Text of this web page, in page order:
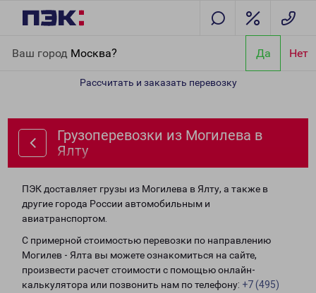
Ваш город Москва? Да Нет
Рассчитать и заказать перевозку
Грузоперевозки из Могилева в
Ялту
ПЭК доставляет грузы из Могилева в Ялту, а также в
другие города России автомобильным и
авиатранспортом.
С примерной стоимостью перевозки по направлению
Могилев - Ялта вы можете ознакомиться на сайте,
произвести расчет стоимости с помощью онлайн-
калькулятора или позвонить нам по телефону: +7 (495)